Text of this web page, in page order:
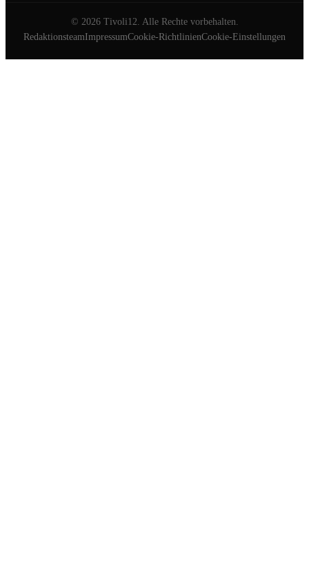
© 2026Tivoli12. Alle Rechte vorbehalten.
RedaktionsteamImpressumCookie-RichtlinienCookie-Einstellungen